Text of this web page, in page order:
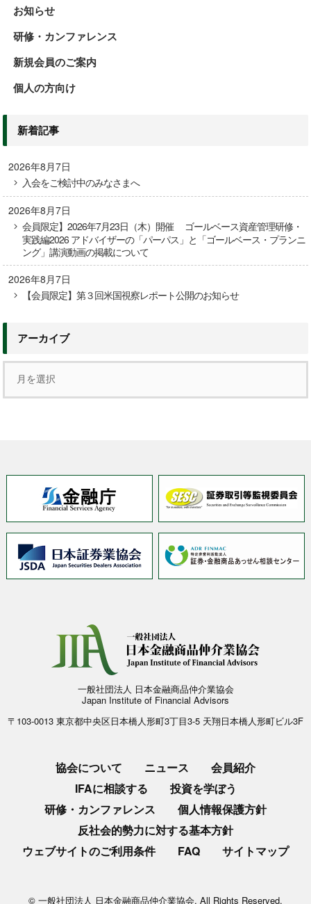
お知らせ
研修・カンファレンス
新規会員のご案内
個人の方向け
新着記事
2026年8月7日
入会をご検討中のみなさまへ
2026年8月7日
会員限定】2026年7月23日（木）開催 ゴールベース資産管理研修・
実践編2026 アドバイザーの「パーパス」と「ゴールベース・プランニ
ング」講演動画の掲載について
2026年8月7日
【会員限定】第３回米国視察レポート公開のお知らせ
アーカイブ
一般社団法人 日本金融商品仲介業協会
Japan Institute of Financial Advisors
〒103-0013 東京都中央区日本橋人形町3丁目3-5 天翔日本橋人形町ビル3F
協会について ニュース
会員紹介
IFAに相談する
投資を学ぼう
研修・カンファレンス
個人情報保護方針
反社会的勢力に対する基本方針
ウェブサイトのご利用条件
FAQ サイトマップ
© 一般社団法人 日本金融商品仲介業協会. All Rights Reserved.